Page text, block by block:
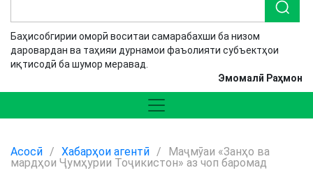
Баҳисобгирии оморӣ воситаи самарабахши ба низом
даровардан ва таҳияи дурнамои фаъолияти субъектҳои
иқтисодӣ ба шумор меравад.
Эмомалӣ Раҳмон
Асосӣ / Хабарҳои агентӣ /
Маҷмӯаи «Занҳо ва
мардҳои Ҷумҳурии Тоҷикистон» аз чоп баромад